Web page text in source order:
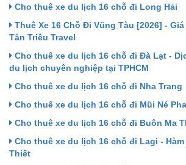
Cho thuê xe du lịch 16 chỗ đi Long Hải
Thuê Xe 16 Chỗ Đi Vũng Tàu [2026] - Giá
Tân Triều Travel
Cho thuê xe du lịch 16 chỗ đi Đà Lạt -
du lịch chuyên nghiệp tại TPHCM
Cho thuê xe du lịch 16 chỗ đi Nha Trang
Cho thuê xe du lịch 16 chỗ đi Mũi Né
Cho thuê xe du lịch 16 chỗ đi Buôn Ma
Cho thuê xe du lịch 16 chỗ đi Lagi - Hàm
Thiết